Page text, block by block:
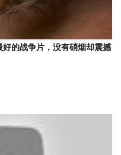
好的战争片，没有硝烟却震撼